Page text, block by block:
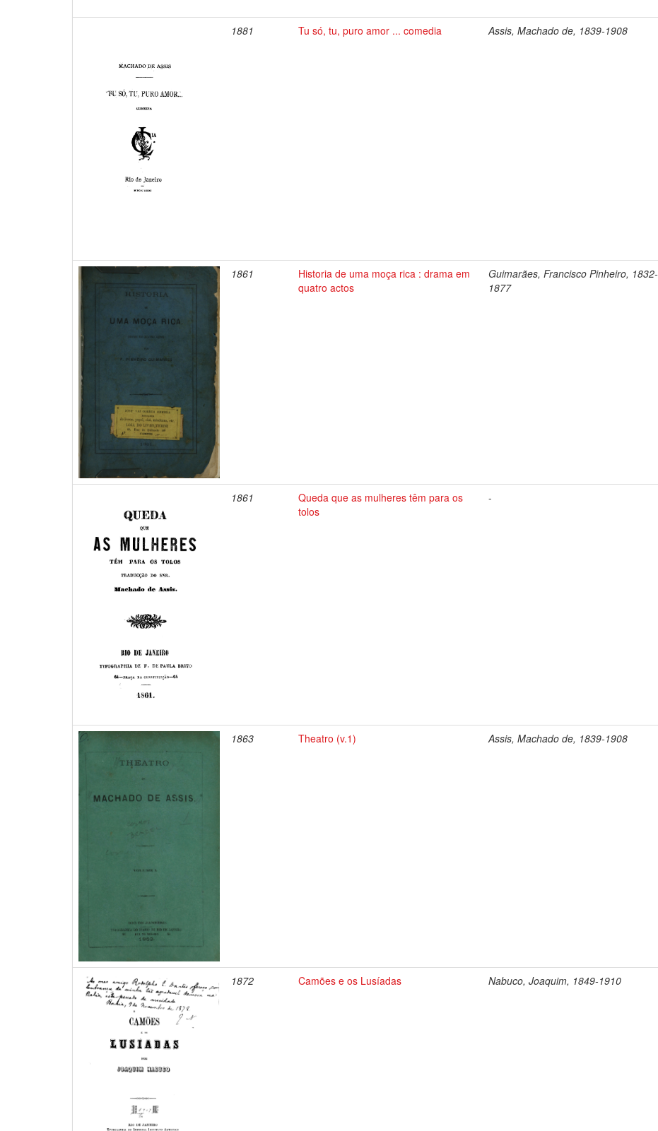
1881 Tu só, tu, puro amor ... comedia Assis, Machado de, 1839-1908
1861
Historia de uma moça rica : drama em
quatro actos
Guimarães, Francisco Pinheiro, 1832-
1877
1861
Queda que as mulheres têm para os
tolos
-
1863 Theatro (v.1) Assis, Machado de, 1839-1908
1872 Camões e os Lusíadas Nabuco, Joaquim, 1849-1910